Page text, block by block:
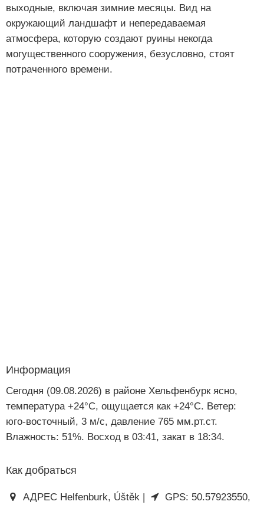
выходные, включая зимние месяцы. Вид на
окружающий ландшафт и непередаваемая
атмосфера, которую создают руины некогда
могущественного сооружения, безусловно, стоят
потраченного времени.
Информация
Сегодня (09.08.2026) в районе Хельфенбурк ясно,
температура +24°C, ощущается как +24°C. Ветер:
юго-восточный, 3 м/с, давление 765 мм.рт.ст.
Влажность: 51%. Восход в 03:41, закат в 18:34.
Как добраться
АДРЕС Helfenburk, Úštěk |
GPS: 50.57923550,